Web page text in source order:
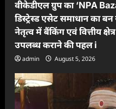
वीकेडीएल ग्रुप का ‘NPA
डिस्ट्रेस्ड एसेट समाधान का बन
नेतृत्व में बैंकिंग एवं वित्तीय
उपलब्ध कराने की पहल i
admin August 5, 2026